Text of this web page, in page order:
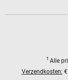
1 Alle
Verzendkosten: